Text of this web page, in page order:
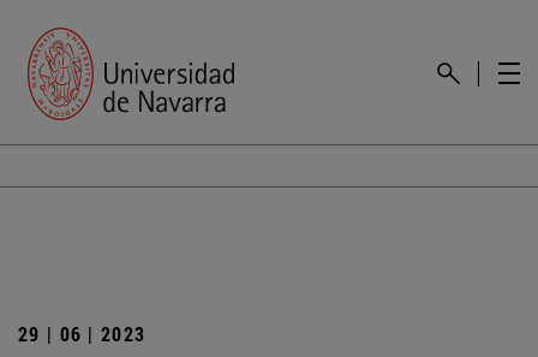
29 | 06 | 2023